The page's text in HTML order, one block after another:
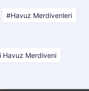
Havuz Merdivenleri
Havuz Merdiveni